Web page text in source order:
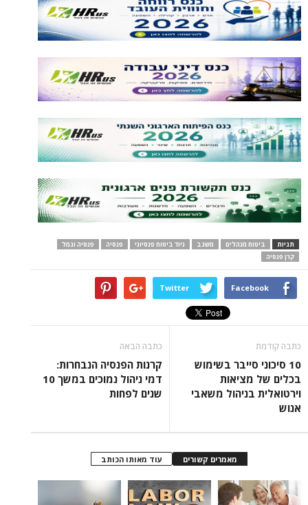
תגיות ביטוח מנהלים משגב ניוד ביטוח פנסיוני פנסיה
פנסיה וגמל
קרן פנסיה
Facebook
Twitter
כתבה קודמת
10 סיכוני סייבר בשימוש
בכלים של מציאות
וירטואלית בניהול משאבי
אנוש
כתבה הבאה
קרנות הפנסיה הנבחרות:
דמי ניהול נמוכים במשך 10
שנים לפחות
מאמרים קשורים עוד מאותו הכותב